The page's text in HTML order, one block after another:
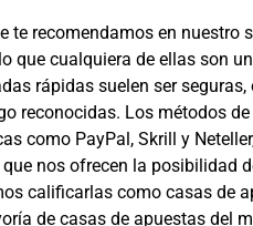
te recomendamos en
que cualquiera de ellas son
rápidas suelen ser
reconocidas. Los métodos
como PayPal, Skrill y
nos ofrecen la posibilidad
calificarlas como casas de
de casas de apuestas del